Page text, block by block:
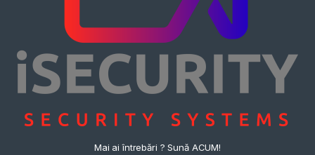
Mai ai întrebări ? Sună ACUM!